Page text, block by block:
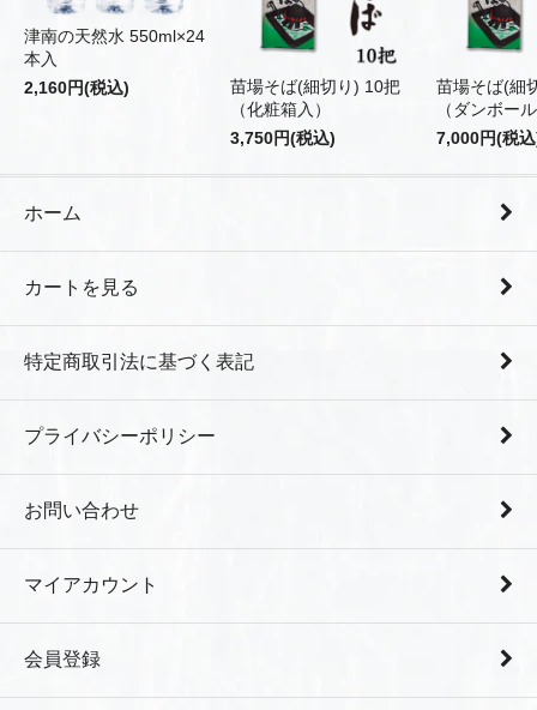
津南の天然水 550ml×24
本入
2,160円(税込)
苗場そば(細切り) 10把
（化粧箱入）
3,750円(税込)
苗場そば(細
（ダンボー
7,000円(税
ホーム
カートを見る
特定商取引法に基づく表記
プライバシーポリシー
お問い合わせ
マイアカウント
会員登録